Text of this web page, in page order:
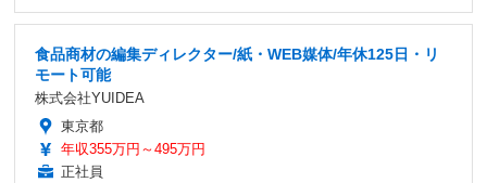
食品商材の編集ディレクター/紙・WEB媒体/年休125日・リ
モート可能
株式会社YUIDEA
東京都
年収355万円～495万円
正社員